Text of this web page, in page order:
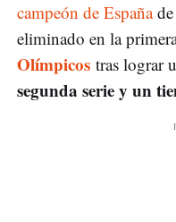
campeón de Españade
eliminado en la
Olímpicos tras lograr
segunda serie y un